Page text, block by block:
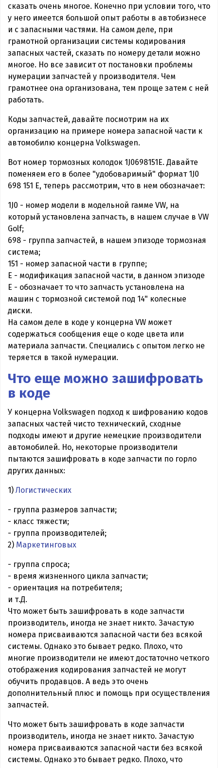
сказать очень многое. Конечно при условии того, что
у него имеется большой опыт работы в автобизнесе
и с запасными частями. На самом деле, при
грамотной организации системы кодирования
запасных частей, сказать по номеру детали можно
многое. Но все зависит от постановки проблемы
нумерации запчастей у производителя. Чем
грамотнее она организована, тем проще затем с ней
работать.
Коды запчастей, давайте посмотрим на их
организацию на примере номера запасной части к
автомобилю концерна Volkswagen.
Вот номер тормозных колодок 1J0698151E. Давайте
поменяем его в более "удобоваримый" формат 1J0
698 151 E, теперь рассмотрим, что в нем обозначает:
1J0 - номер модели в модельной гамме VW, на
который установлена запчасть, в нашем случае в VW
Golf;
698 - группа запчастей, в нашем эпизоде тормозная
система;
151 - номер запасной части в группе;
E - модификация запасной части, в данном эпизоде
E - обозначает то что запчасть установлена на
машин с тормозной системой под 14" колесные
диски.
На самом деле в коде у концерна VW может
содержаться сообщения еще о коде цвета или
материала запчасти. Специались с опытом легко не
теряется в такой нумерации.
Что еще можно зашифровать
в коде
У концерна Volkswagen подход к шифрованию кодов
запасных частей чисто технический, сходные
подходы имеют и другие немецкие производители
автомобилей. Но, некоторые производители
пытаются зашифровать в коде запчасти по горло
других данных:
1) Логистических
- группа размеров запчасти;
- класс тяжести;
- группа производителей;
2) Маркетинговых
- группа спроса;
- время жизненного цикла запчасти;
- ориентация на потребителя;
и т.Д.
Что может быть зашифровать в коде запчасти
производитель, иногда не знает никто. Зачастую
номера присваиваются запасной части без всякой
системы. Однако это бывает редко. Плохо, что
многие производители не имеют достаточно четкого
отображения кодирования запчастей не могут
обучить продавцов. А ведь это очень
дополнительный плюс и помощь при осуществления
запчастей.
Что может быть зашифровать в коде запчасти
производитель, иногда не знает никто. Зачастую
номера присваиваются запасной части без всякой
системы. Однако это бывает редко. Плохо, что